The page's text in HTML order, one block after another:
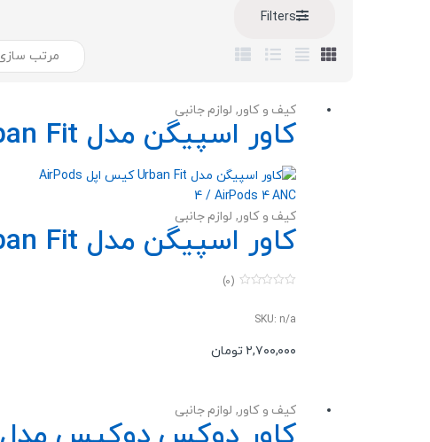
Filters
کیف و کاور, لوازم جانبی
کاور اسپیگن مدل Urban Fit کیس اپل AirPods 4 / AirPods 4 ANC
کیف و کاور, لوازم جانبی
کاور اسپیگن مدل Urban Fit کیس اپل AirPods 4 / AirPods 4 ANC
u
f
(0)
SKU: n/a
۲,۷۰۰,۰۰۰ تومان
این
انواع
کیف و کاور, لوازم جانبی